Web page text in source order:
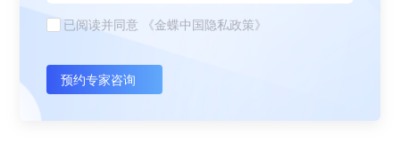
已阅读并同意 《金蝶中国隐私政策》
预约专家咨询